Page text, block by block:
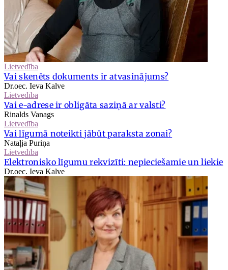
Lietvedība
Vai skenēts dokuments ir atvasinājums?
Dr.oec. Ieva Kalve
Lietvedība
Vai e-adrese ir obligāta saziņā ar valsti?
Rinalds Vanags
Lietvedība
Vai līgumā noteikti jābūt paraksta zonai?
Nataļja Puriņa
Lietvedība
Elektronisko līgumu rekvizīti: nepieciešamie un liekie
Dr.oec. Ieva Kalve